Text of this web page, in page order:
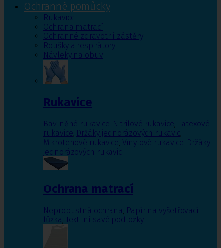
Ochranné pomůcky
Rukavice
Ochrana matrací
Ochranné zdravotní zástěry
Roušky a respirátory
Návleky na obuv
Rukavice
Bavlněné rukavice, Nitrilové rukavice, Latexové
rukavice, Držáky jednorázových rukavic,
Mikrotenové rukavice, Vinylové rukavice, Držáky
jednorázových rukavic
Ochrana matrací
Nepropustná ochrana, Papír na vyšetřovací
lůžka, Textilní savé podložky